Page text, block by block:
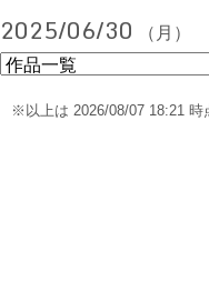
2025/06/30 （月）
※以上は 2026/08/07 18:21 時